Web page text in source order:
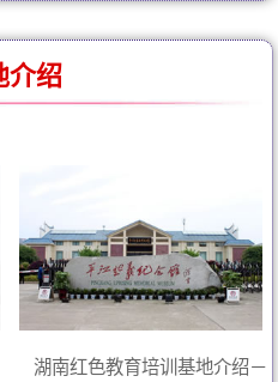
介绍
湖南红色教育培训基地介绍－